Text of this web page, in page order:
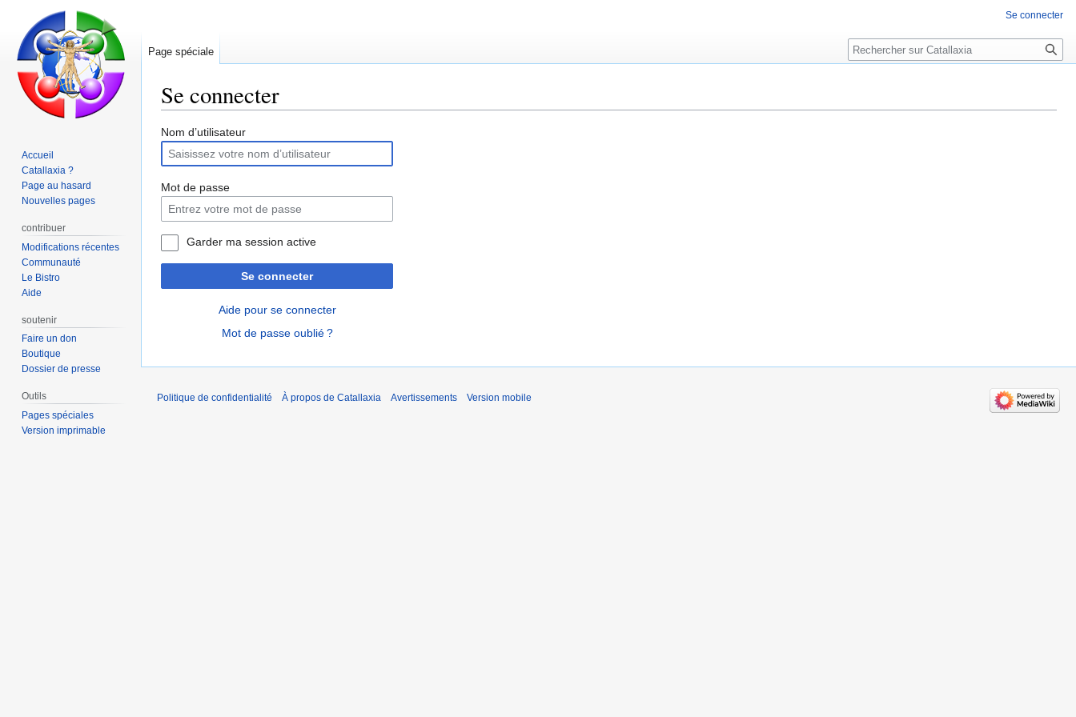
Se connecter
Aller
la
navigation
Aller
la
recherche
Nom d’utilisateur
Mot de passe
Garder ma session active
Se connecter
Aide pour se connecter
Mot de passe oublié ?
Se connecter
Page spéciale Rechercher
Accueil
Catallaxia ?
Page au hasard
Nouvelles pages
contribuer
Modifications récentes
Communauté
Le Bistro
Aide
soutenir
Faire un don
Boutique
Dossier de presse
Outils
Pages spéciales
Version imprimable
Politique de confidentialité À propos de Catallaxia Avertissements Version mobile